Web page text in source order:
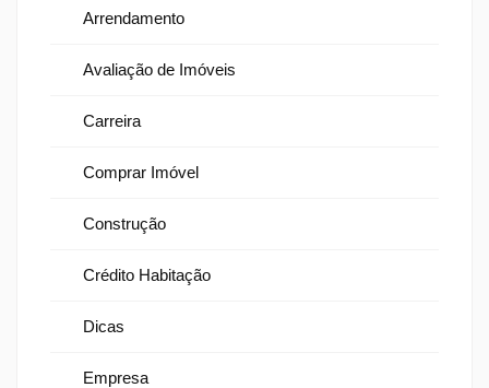
Arrendamento
Avaliação de Imóveis
Carreira
Comprar Imóvel
Construção
Crédito Habitação
Dicas
Empresa